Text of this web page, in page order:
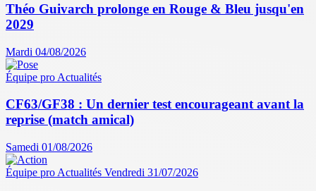
Théo Guivarch prolonge en Rouge & Bleu jusqu'en
2029
Mardi 04/08/2026
Équipe pro Actualités
CF63/GF38 : Un dernier test encourageant avant la
reprise (match amical)
Samedi 01/08/2026
Équipe pro Actualités Vendredi 31/07/2026